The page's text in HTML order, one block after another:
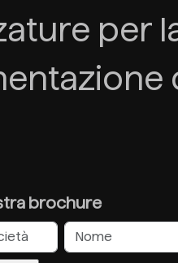
per
brochure